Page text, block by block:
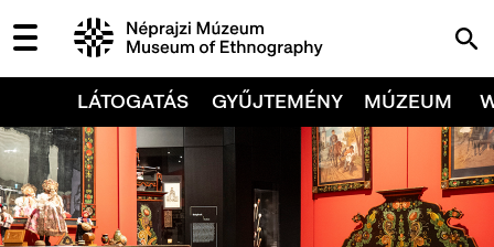
LÁTOGATÁS GYŰJTEMÉNY MÚZEUM